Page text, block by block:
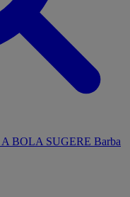
A BOLA SUGERE Barba